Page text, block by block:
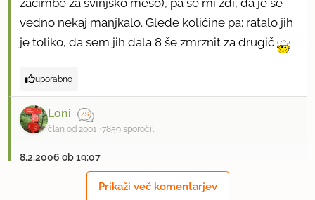
začimbe za svinjsko meso), pa se mi zdi, da je še
vedno nekaj manjkalo. Glede količine pa: ratalo jih
je toliko, da sem jih dala 8 še zmrznit za drugič
uporabno
Loni
član od 2001 7859 sporočil
8.2.2006 ob 19:07
Pri nas doma se obnese msanica zacimb za
Prikaži več komentarjev